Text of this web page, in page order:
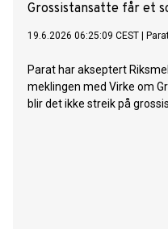
Grossistansatte får et
19.6.2026 06:25:09 CEST
Parat har akseptert
meklingen med Virke om
blir det ikke streik på